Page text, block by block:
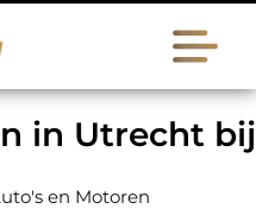
in Utrecht bij
en Motoren